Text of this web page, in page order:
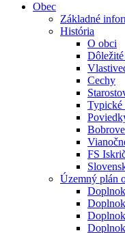
Obec
Základné
História
O obci
Cechy
Typické
FS
Územný plán